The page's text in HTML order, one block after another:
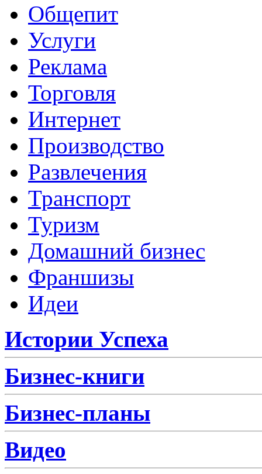
Общепит
Услуги
Реклама
Торговля
Интернет
Производство
Развлечения
Транспорт
Туризм
Домашний бизнес
Франшизы
Идеи
Истории Успеха
Бизнес-книги
Бизнес-планы
Видео